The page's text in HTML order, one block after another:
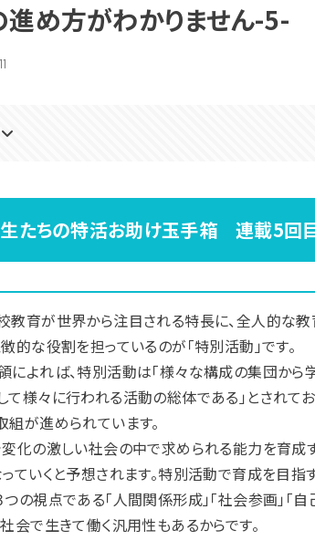
め方がわかりません-5-
たちの特活お助け玉手箱 連載5回
教育が世界から注目される特長に、全人的な教
的な役割を担っているのが「特別活動」です。
によれば、特別活動は「様々な構成の集団から
様々に行われる活動の総体である」とされてお
が進められています。
変化の激しい社会の中で求められる能力を育成
っていくと予想されます。特別活動で育成を目
の視点である「人間関係形成」「社会参画」「
会で生きて働く汎用性もあるからです。